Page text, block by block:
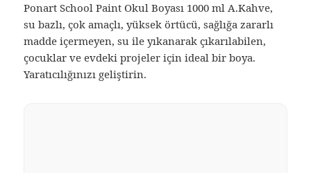
Ponart School Paint Okul Boyası 1000 ml A.Kahve,
su bazlı, çok amaçlı, yüksek örtücü, sağlığa zararlı
madde içermeyen, su ile yıkanarak çıkarılabilen,
çocuklar ve evdeki projeler için ideal bir boya.
Yaratıcılığınızı geliştirin.